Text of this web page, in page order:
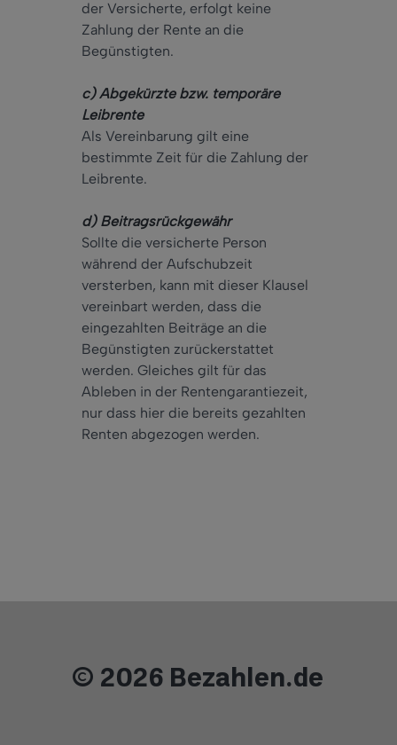
der Versicherte, erfolgt keine
Zahlung der Rente an die
Begünstigten.
c) Abgekürzte bzw. temporäre
Leibrente
Als Vereinbarung gilt eine
bestimmte Zeit für die Zahlung der
Leibrente.
d) Beitragsrückgewähr
Sollte die versicherte Person
während der Aufschubzeit
versterben, kann mit dieser Klausel
vereinbart werden, dass die
eingezahlten Beiträge an die
Begünstigten zurückerstattet
werden. Gleiches gilt für das
Ableben in der Rentengarantiezeit,
nur dass hier die bereits gezahlten
Renten abgezogen werden.
© 2026 Bezahlen.de